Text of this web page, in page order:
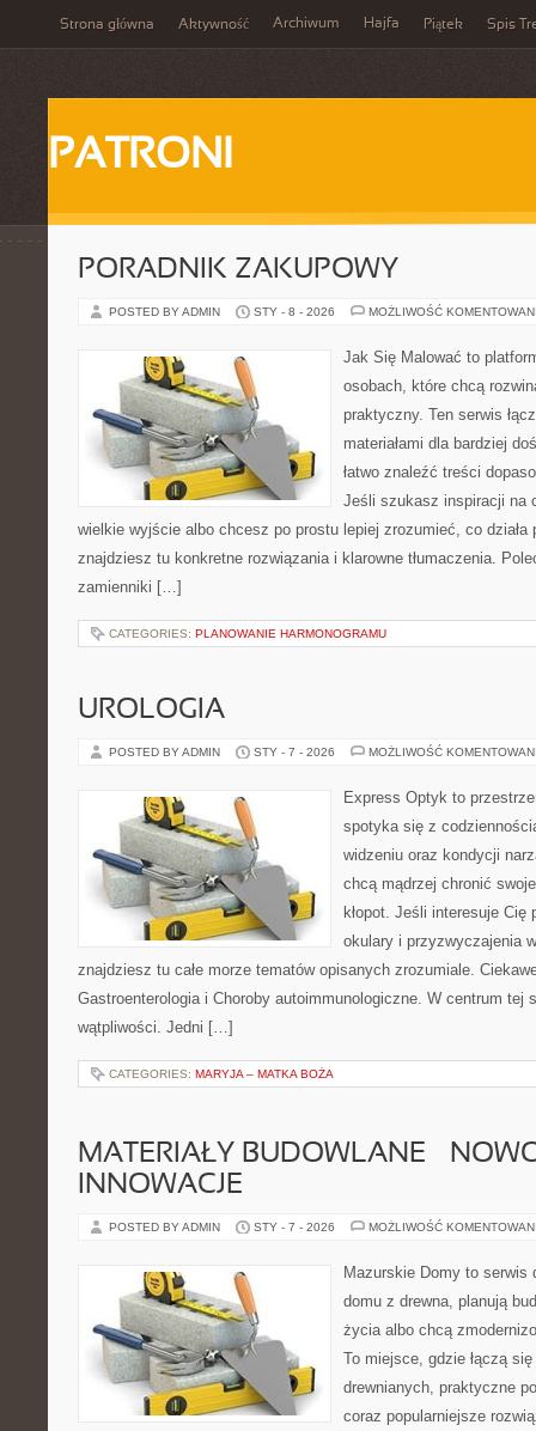
Strona główna Aktywność Archiwum Hajfa Piątek Spis
PATRONI
PORADNIK ZAKUPOWY
POSTED BY ADMIN STY - 8 - 2026 MOŻLIWOŚĆ
Jak Się Malować to
osobach, które chcą
praktyczny. Ten serwis
materiałami dla bardziej
łatwo znaleźć treści
Jeśli szukasz inspiracji na
wielkie wyjście albo chcesz po prostu lepiej zrozumieć, co działa
znajdziesz tu konkretne rozwiązania i klarowne tłumaczenia.
zamienniki […]
CATEGORIES: PLANOWANIE HARMONOGRAMU
UROLOGIA
POSTED BY ADMIN STY - 7 - 2026 MOŻLIWOŚĆ
Express Optyk to
spotyka się z
widzeniu oraz kondycji
chcą mądrzej chronić
kłopot. Jeśli interesuje
okulary i przyzwyczajenia
znajdziesz tu całe morze tematów opisanych zrozumiale.
Gastroenterologia i Choroby autoimmunologiczne. W centrum tej
wątpliwości. Jedni […]
CATEGORIES: MARYJA – MATKA BOŻA
MATERIAŁY BUDOWLANE –
INNOWACJE
POSTED BY ADMIN STY - 7 - 2026 MOŻLIWOŚĆ
Mazurskie Domy to serwis
domu z drewna, planują
życia albo chcą
To miejsce, gdzie łączą
drewnianych, praktyczne
coraz popularniejsze